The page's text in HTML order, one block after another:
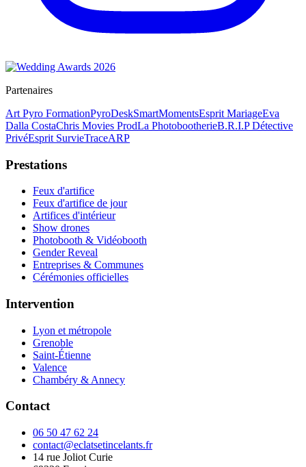
Partenaires
Art Pyro FormationPyroDeskSmartMomentsEsprit MariageEva
Dalla CostaChris Movies ProdLa PhotobootherieB.R.I.P Détective
PrivéEsprit SurvieTraceARP
Prestations
Feux d'artifice
Feux d'artifice de jour
Artifices d'intérieur
Show drones
Photobooth & Vidéobooth
Gender Reveal
Entreprises & Communes
Cérémonies officielles
Intervention
Lyon et métropole
Grenoble
Saint-Étienne
Valence
Chambéry & Annecy
Contact
06 50 47 62 24
contact@eclatsetincelants.fr
14 rue Joliot Curie